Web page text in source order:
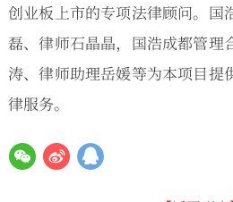
创业板上市的专项法律顾问。国
磊、律师石晶晶，国浩成都管理
涛、律师助理岳媛等为本项目提
律服务。